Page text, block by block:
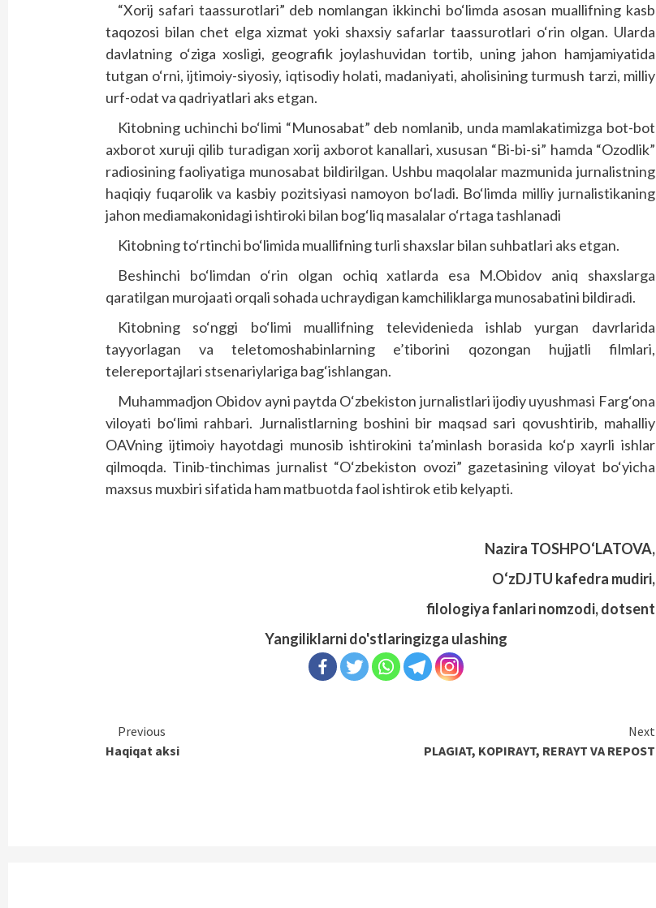
“Xorij safari taassurotlari” deb nomlangan ikkinchi bo‘limda asosan muallifning kasb
taqozosi bilan chet elga xizmat yoki shaxsiy safarlar taassurotlari o‘rin olgan. Ularda
davlatning o‘ziga xosligi, geografik joylashuvidan tortib, uning jahon hamjamiyatida
tutgan o‘rni, ijtimoiy-siyosiy, iqtisodiy holati, madaniyati, aholisining turmush tarzi, milliy
urf-odat va qadriyatlari aks etgan.
Kitobning uchinchi bo‘limi “Munosabat” deb nomlanib, unda mamlakatimizga bot-bot
axborot xuruji qilib turadigan xorij axborot kanallari, xususan “Bi-bi-si” hamda “Ozodlik”
radiosining faoliyatiga munosabat bildirilgan. Ushbu maqolalar mazmunida jurnalistning
haqiqiy fuqarolik va kasbiy pozitsiyasi namoyon bo‘ladi. Bo‘limda milliy jurnalistikaning
jahon mediamakonidagi ishtiroki bilan bog‘liq masalalar o‘rtaga tashlanadi
Kitobning to‘rtinchi bo‘limida muallifning turli shaxslar bilan suhbatlari aks etgan.
Beshinchi bo‘limdan o‘rin olgan ochiq xatlarda esa M.Obidov aniq shaxslarga
qaratilgan murojaati orqali sohada uchraydigan kamchiliklarga munosabatini bildiradi.
Kitobning so‘nggi bo‘limi muallifning televidenieda ishlab yurgan davrlarida
tayyorlagan va teletomoshabinlarning e’tiborini qozongan hujjatli filmlari,
telereportajlari stsenariylariga bag‘ishlangan.
Muhammadjon Obidov ayni paytda O‘zbekiston jurnalistlari ijodiy uyushmasi Farg‘ona
viloyati bo‘limi rahbari. Jurnalistlarning boshini bir maqsad sari qovushtirib, mahalliy
OAVning ijtimoiy hayotdagi munosib ishtirokini ta’minlash borasida ko‘p xayrli ishlar
qilmoqda. Tinib-tinchimas jurnalist “O‘zbekiston ovozi” gazetasining viloyat bo‘yicha
maxsus muxbiri sifatida ham matbuotda faol ishtirok etib kelyapti.
Nazira TOSHPO‘LATOVA,
O‘zDJTU kafedra mudiri,
filologiya fanlari nomzodi, dotsent
Yangiliklarni do'stlaringizga ulashing
Continue
Reading
Previous
Haqiqat aksi
Next
PLAGIAT, KOPIRAYT, RERAYT VA REPOST